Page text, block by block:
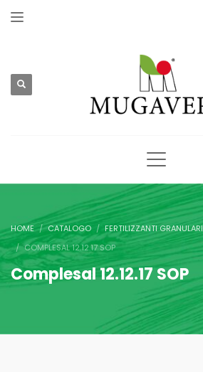
HOME CATALOGO FERTILIZZANTI GRANULARI
COMPLESAL 12.12.17 SOP
Complesal 12.12.17 SOP